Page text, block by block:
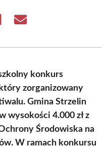
Share
konkurs
zorganizowany
Gmina Strzelin
wysokości 4.000 zł z
Środowiska na
W ramach konkursu